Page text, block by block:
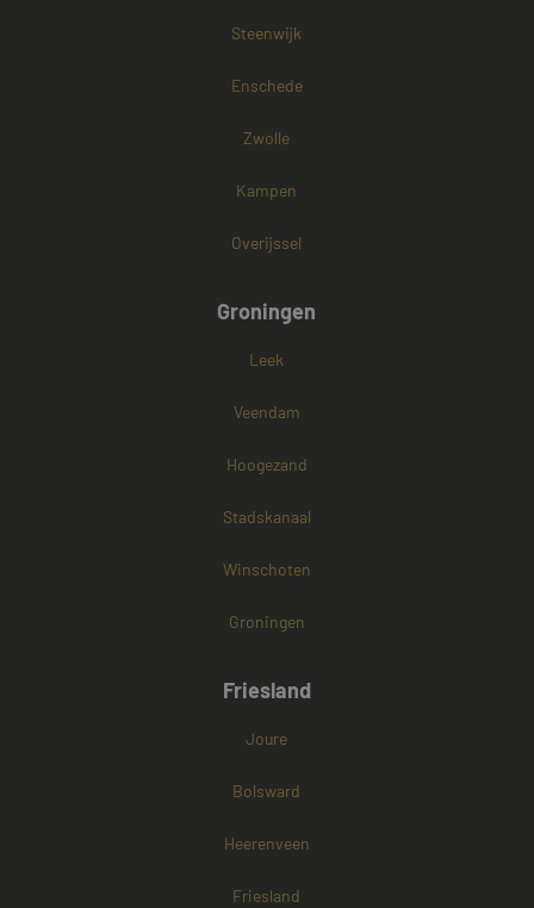
Steenwijk
Enschede
Zwolle
Kampen
Overijssel
Groningen
Leek
Veendam
Hoogezand
Stadskanaal
Winschoten
Groningen
Friesland
Joure
Bolsward
Heerenveen
Friesland